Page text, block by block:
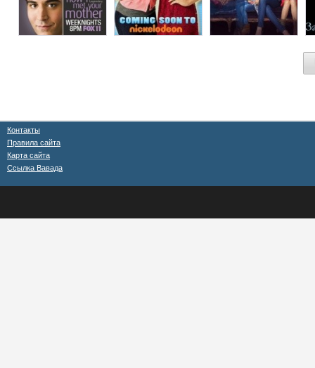
Контакты
Правила сайта
Карта сайта
Ссылка Вавада